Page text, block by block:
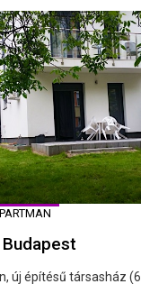
új építésű társasház